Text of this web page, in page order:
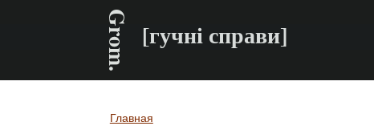
Grom. [гучні справи]
Главная